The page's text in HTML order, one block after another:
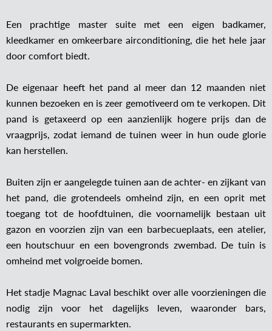
Een prachtige master suite met een eigen badkamer,
kleedkamer en omkeerbare airconditioning, die het hele jaar
door comfort biedt.
De eigenaar heeft het pand al meer dan 12 maanden niet
kunnen bezoeken en is zeer gemotiveerd om te verkopen. Dit
pand is getaxeerd op een aanzienlijk hogere prijs dan de
vraagprijs, zodat iemand de tuinen weer in hun oude glorie
kan herstellen.
Buiten zijn er aangelegde tuinen aan de achter- en zijkant van
het pand, die grotendeels omheind zijn, en een oprit met
toegang tot de hoofdtuinen, die voornamelijk bestaan uit
gazon en voorzien zijn van een barbecueplaats, een atelier,
een houtschuur en een bovengronds zwembad. De tuin is
omheind met volgroeide bomen.
Het stadje Magnac Laval beschikt over alle voorzieningen die
nodig zijn voor het dagelijks leven, waaronder bars,
restaurants en supermarkten.